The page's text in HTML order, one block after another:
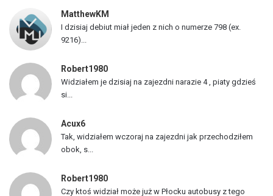
w
MatthewKM
I dzisiaj debiut miał jeden z nich o numerze 798 (ex.
9216)...
Robert1980
Widziałem je dzisiaj na zajezdni narazie 4 , piaty gdzieś
si...
Acux6
Tak, widziałem wczoraj na zajezdni jak przechodziłem
obok, s...
Robert1980
Czy ktoś widział może już w Płocku autobusy z tego